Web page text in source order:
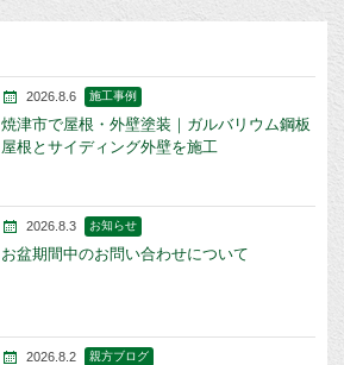
2026.8.6 施工事例
焼津市で屋根・外壁塗装｜ガルバリウム鋼板
屋根とサイディング外壁を施工
2026.8.3 お知らせ
お盆期間中のお問い合わせについて
2026.8.2 親方ブログ